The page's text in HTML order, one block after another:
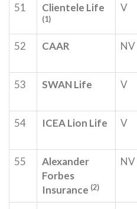
51
Clientele Life
(1)
V
52
CAAR NV
53
SWAN Life V
54
ICEA Lion Life V
55
Alexander
Forbes
Insurance (2)
NV